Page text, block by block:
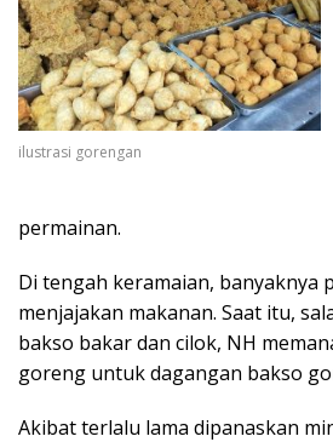
ilustrasi gorengan
permainan.
Di tengah keramaian, banyaknya
menjajakan makanan. Saat itu,
bakso bakar dan cilok, NH
goreng untuk dagangan bakso
Akibat terlalu lama dipanaskan